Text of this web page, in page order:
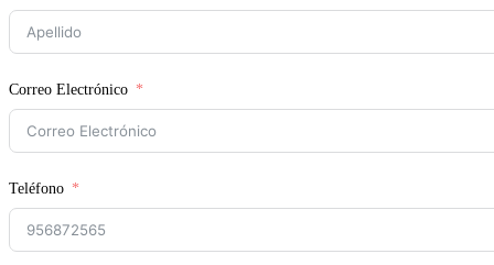
Correo Electrónico
Teléfono